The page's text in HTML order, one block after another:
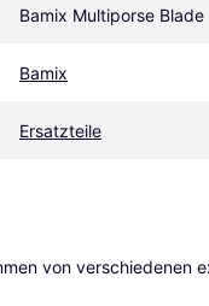
Bamix Multiporse Blade
Bamix
Ersatzteile
von verschiedenen